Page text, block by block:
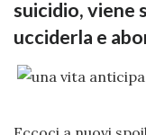
suicidio, viene
ucciderla e